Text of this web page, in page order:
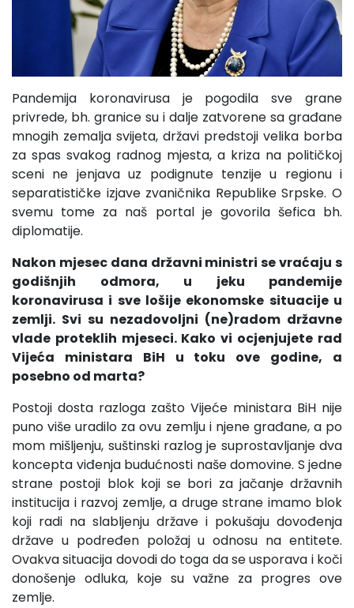
Pandemija koronavirusa je pogodila sve grane
privrede, bh. granice su i dalje zatvorene sa građane
mnogih zemalja svijeta, državi predstoji velika borba
za spas svakog radnog mjesta, a kriza na političkoj
sceni ne jenjava uz podignute tenzije u regionu i
separatističke izjave zvaničnika Republike Srpske. O
svemu tome za naš portal je govorila šefica bh.
diplomatije.
Nakon mjesec dana državni ministri se vraćaju s
godišnjih odmora, u jeku pandemije
koronavirusa i sve lošije ekonomske situacije u
zemlji. Svi su nezadovoljni (ne)radom državne
vlade proteklih mjeseci. Kako vi ocjenjujete rad
Vijeća ministara BiH u toku ove godine, a
posebno od marta?
Postoji dosta razloga zašto Vijeće ministara BiH nije
puno više uradilo za ovu zemlju i njene građane, a po
mom mišljenju, suštinski razlog je suprostavljanje dva
koncepta viđenja budućnosti naše domovine. S jedne
strane postoji blok koji se bori za jačanje državnih
institucija i razvoj zemlje, a druge strane imamo blok
koji radi na slabljenju države i pokušaju dovođenja
države u podređen položaj u odnosu na entitete.
Ovakva situacija dovodi do toga da se usporava i koči
donošenje odluka, koje su važne za progres ove
zemlje.